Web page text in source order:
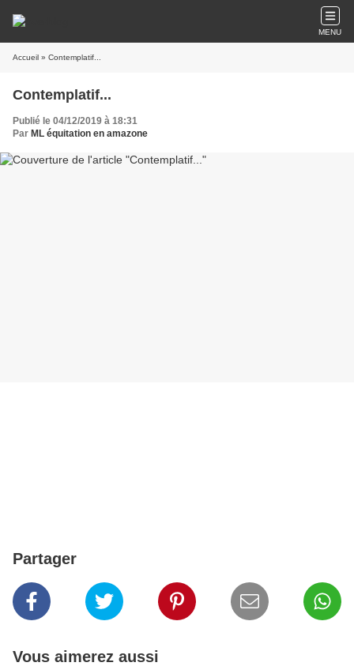
MENU
Accueil » Contemplatif...
Contemplatif...
Publié le 04/12/2019 à 18:31
Par ML équitation en amazone
Partager
Vous aimerez aussi